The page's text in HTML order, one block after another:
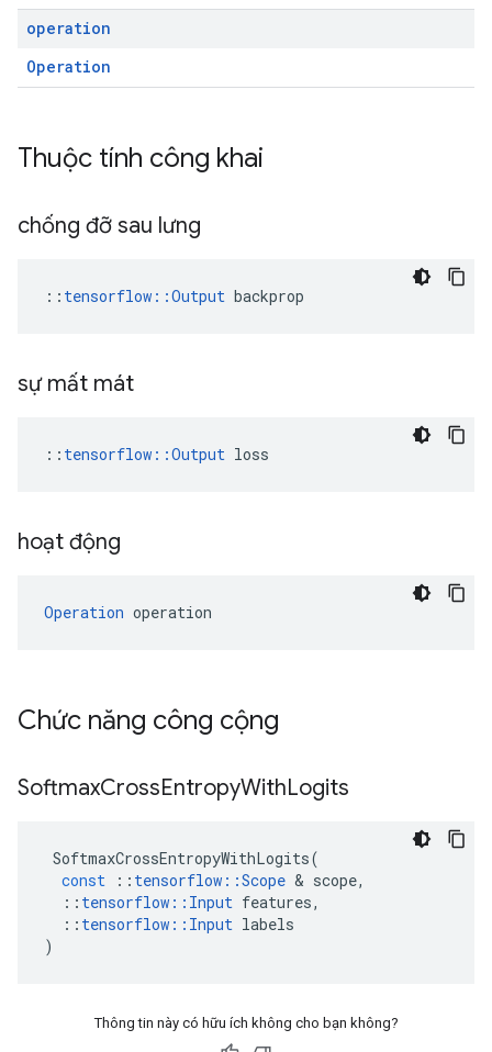
operation
Operation
Thuộc tính công khai
chống đỡ sau lưng
:: tensorflow::Output backprop
sự mất mát
:: tensorflow::Output loss
hoạt động
Operation operation
Chức năng công cộng
SoftmaxCrossEntropyWithLogits
SoftmaxCrossEntropyWithLogits(
const
:: tensorflow ::Scope & scope,
:: tensorflow :: Input features,
:: tensorflow :: Input labels
)
Thông tin này có hữu ích không cho bạn không?